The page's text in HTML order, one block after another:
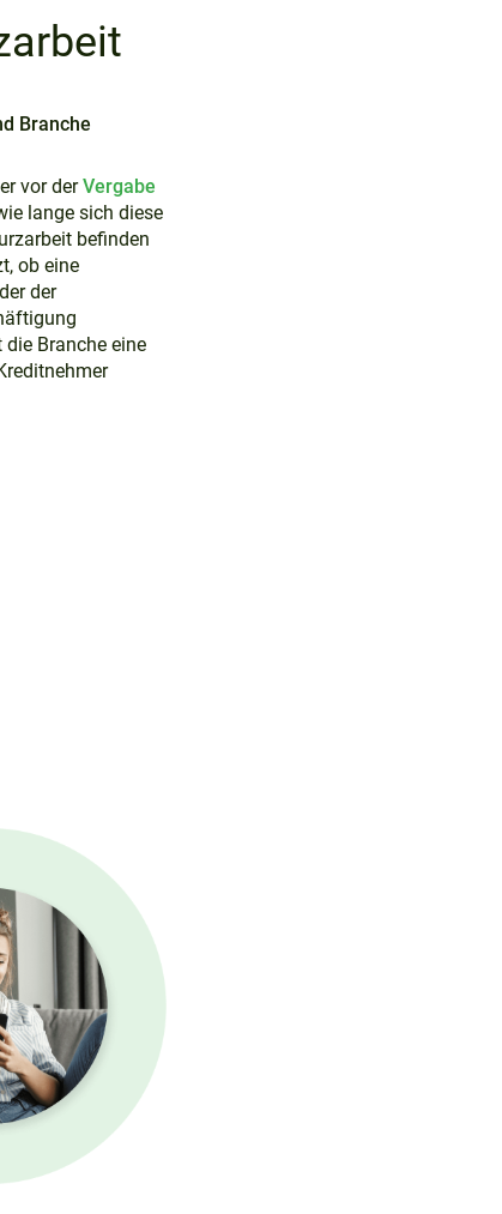
Branche
vor derVergabe
lange sich diese
befinden
ob eine
der
Branche eine